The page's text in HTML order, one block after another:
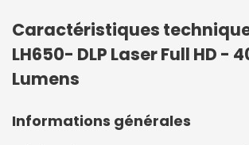
Caractéristiques
LH650- DLP Laser Full HD -
Lumens
Informations générales